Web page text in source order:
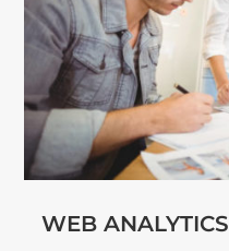
WEB ANALYTICS